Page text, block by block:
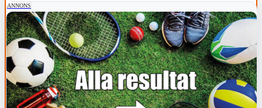
ANNONS